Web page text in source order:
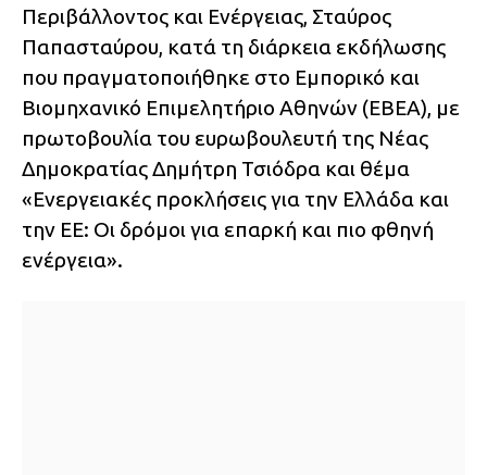
Περιβάλλοντος και Ενέργειας, Σταύρος
Παπασταύρου, κατά τη διάρκεια εκδήλωσης
που πραγματοποιήθηκε στο Εμπορικό και
Βιομηχανικό Επιμελητήριο Αθηνών (ΕΒΕΑ), με
πρωτοβουλία του ευρωβουλευτή της Νέας
Δημοκρατίας Δημήτρη Τσιόδρα και θέμα
«Ενεργειακές προκλήσεις για την Ελλάδα και
την ΕΕ: Οι δρόμοι για επαρκή και πιο φθηνή
ενέργεια».